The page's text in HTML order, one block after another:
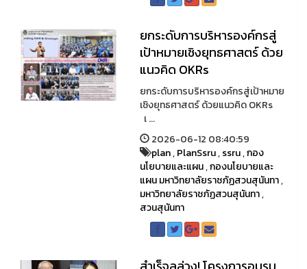
ยกระดับการบริหารองค์กรสู่
เป้าหมายเชิงยุทธศาสตร์ ด้วย
แนวคิด OKRs
ยกระดับการบริหารองค์กรสู่เป้าหมาย
เชิงยุทธศาสตร์ ด้วยแนวคิด OKRs
เ ...
2026-06-12 08:40:59
plan,PlanSsru,ssru,กอง
นโยบายและแผน,กองนโยบายและ
แผน มหาวิทยาลัยราชภัฏสวนสุนันทา,
มหาวิทยาลัยราชภัฏสวนสุนันทา,
สวนสุนันทา